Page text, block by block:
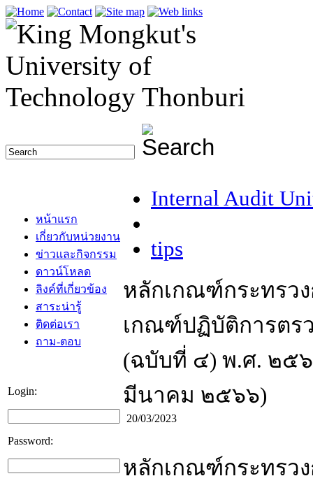
หน้าแรก
เกี่ยวกับหน่วยงาน
ข่าวและกิจกรรม
ดาวน์โหลด
ลิงค์ที่เกี่ยวข้อง
สาระน่ารู้
ติดต่อเรา
ถาม-ตอบ
Login:
Password:
Internal Audit
tips
หลักเกณฑ์กระทรว
เกณฑ์ปฏิบัติการตร
(ฉบับที่ ๔) พ.ศ. ๒๕
มีนาคม ๒๕๖๖)
20/03/2023
หลักเกณฑ์กระทรว